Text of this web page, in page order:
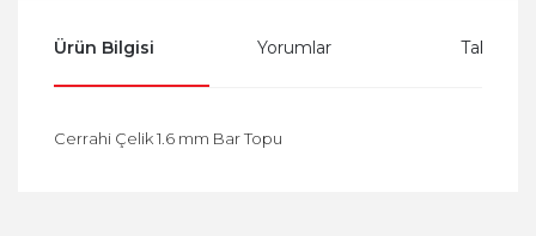
Ürün Bilgisi Yorumlar Taksit
Cerrahi Çelik 1.6 mm Bar Topu